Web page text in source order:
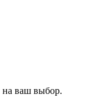
на ваш выбор.